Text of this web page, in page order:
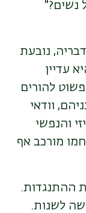
נשים?"
נובעת
עדיין
להורים
וודאי
והנפשי
מורכב אף
ההתנגדות.
לשנות.